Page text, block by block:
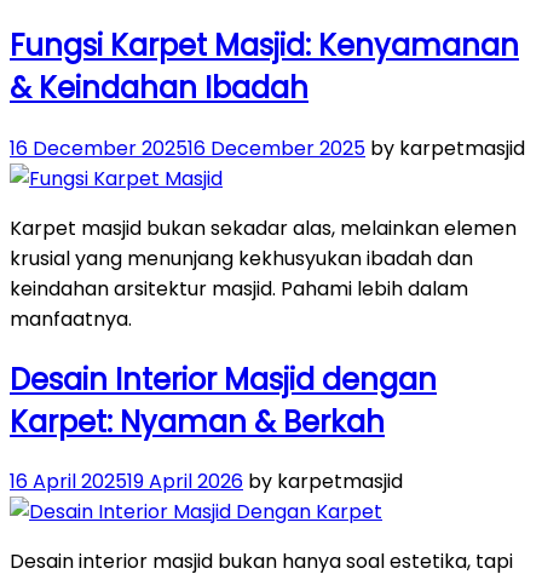
Fungsi Karpet Masjid: Kenyamanan
& Keindahan Ibadah
Posted
on
16 December 202516 December 2025 by karpetmasjid
Karpet masjid bukan sekadar alas, melainkan elemen
krusial yang menunjang kekhusyukan ibadah dan
keindahan arsitektur masjid. Pahami lebih dalam
manfaatnya.
Desain Interior Masjid dengan
Karpet: Nyaman & Berkah
Posted
on
16 April 202519 April 2026 by karpetmasjid
Desain interior masjid bukan hanya soal estetika, tapi